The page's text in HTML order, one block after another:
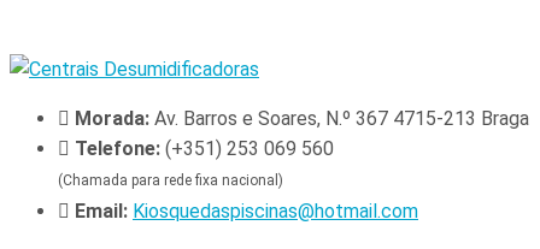
Morada: Av. Barros e Soares, N.º 367 4715-213 Braga
Telefone: (+351) 253 069 560
(Chamada para rede fixa nacional)
Email: Kiosquedaspiscinas@hotmail.com